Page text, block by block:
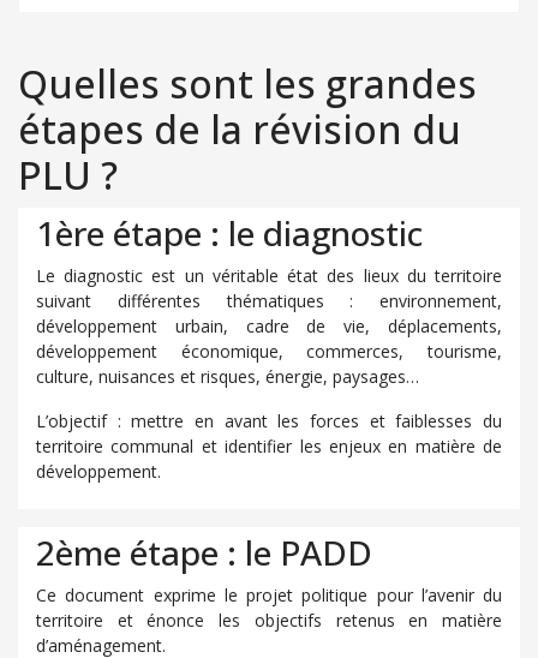
Quelles sont les grandes
étapes de la révision du
PLU ?
1ère étape : le diagnostic
Le diagnostic est un véritable état des lieux du territoire
suivant différentes thématiques : environnement,
développement urbain, cadre de vie, déplacements,
développement économique, commerces, tourisme,
culture, nuisances et risques, énergie, paysages…
L’objectif : mettre en avant les forces et faiblesses du
territoire communal et identifier les enjeux en matière de
développement.
2ème étape : le PADD
Ce document exprime le projet politique pour l’avenir du
territoire et énonce les objectifs retenus en matière
d’aménagement.